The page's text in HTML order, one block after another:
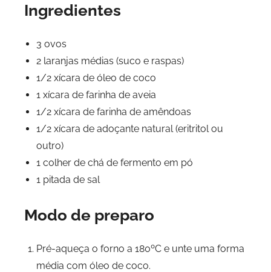
Ingredientes
3 ovos
2 laranjas médias (suco e raspas)
1/2 xícara de óleo de coco
1 xícara de farinha de aveia
1/2 xícara de farinha de amêndoas
1/2 xícara de adoçante natural (eritritol ou
outro)
1 colher de chá de fermento em pó
1 pitada de sal
Modo de preparo
Pré-aqueça o forno a 180ºC e unte uma forma
média com óleo de coco.